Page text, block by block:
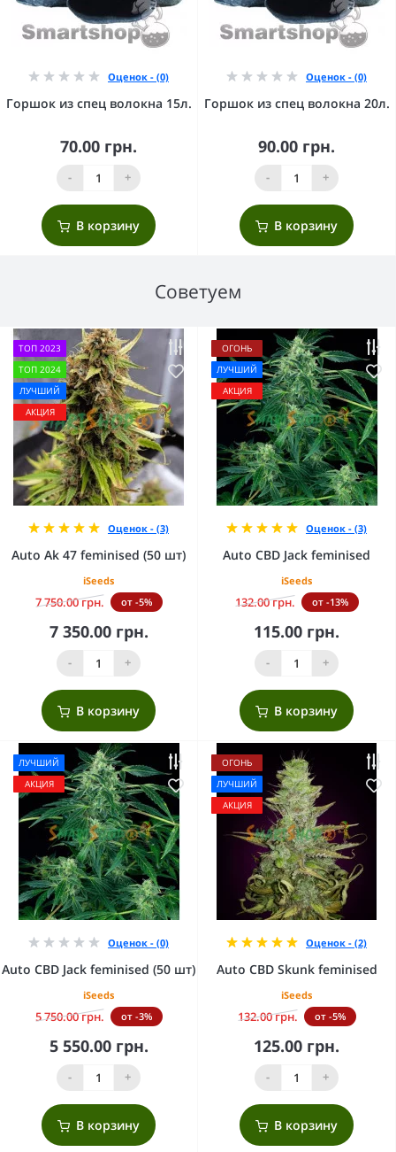
Оценок - (0)
Горшок из спец волокна 15л.
70.00 грн.
- +
В корзину
Оценок - (0)
Горшок из спец волокна 20л.
90.00 грн.
- +
В корзину
Советуем
ТОП 2023
ТОП 2024
ЛУЧШИЙ
АКЦИЯ
Оценок - (3)
Auto Ak 47 feminised (50 шт)
iSeeds
7 750.00 грн. от -5%
7 350.00 грн.
- +
В корзину
ОГОНЬ
ЛУЧШИЙ
АКЦИЯ
Оценок - (3)
Auto CBD Jack feminised
iSeeds
132.00 грн. от -13%
115.00 грн.
- +
В корзину
ЛУЧШИЙ
АКЦИЯ
Оценок - (0)
Auto CBD Jack feminised (50 шт)
iSeeds
5 750.00 грн. от -3%
5 550.00 грн.
- +
В корзину
ОГОНЬ
ЛУЧШИЙ
АКЦИЯ
Оценок - (2)
Auto CBD Skunk feminised
iSeeds
132.00 грн. от -5%
125.00 грн.
- +
В корзину